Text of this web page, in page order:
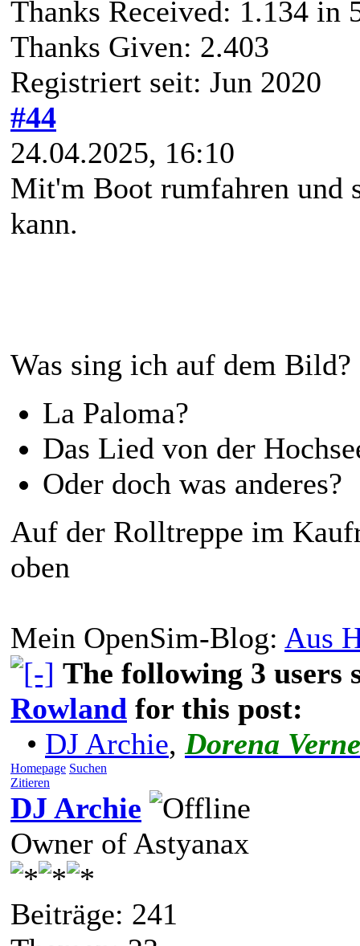
Thanks Received: 1.134 in
Thanks Given: 2.403
Registriert seit: Jun 2020
#44
24.04.2025, 16:10
Mit'm Boot rumfahren und
kann.
Was sing ich auf dem Bild?
La Paloma?
Das Lied von der
Oder doch was anderes?
Auf der Rolltreppe im
oben
Mein OpenSim-Blog: Aus
The following 3 users
Rowland for this post:
• DJ Archie, Dorena Verne
Homepage Suchen
Zitieren
DJ Archie
Owner of Astyanax
Beiträge: 241